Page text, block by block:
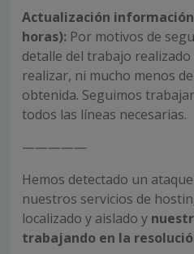
Actualización
horas): Por motivos de
detalle del trabajo
realizar, ni mucho menos
obtenida. Seguimos
todos las líneas necesarias.
—————
Hemos detectado un
nuestros servicios de
localizado y aislado y
trabajando en la